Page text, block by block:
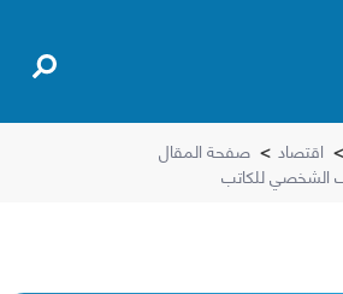
> اقتصاد > صفحة المقال
الشخصي للكاتب